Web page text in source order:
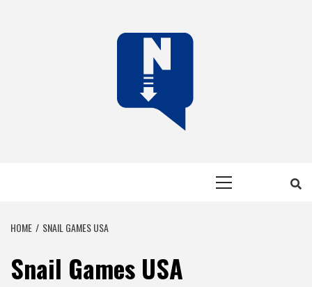
HOME SNAIL GAMES USA
Snail Games USA